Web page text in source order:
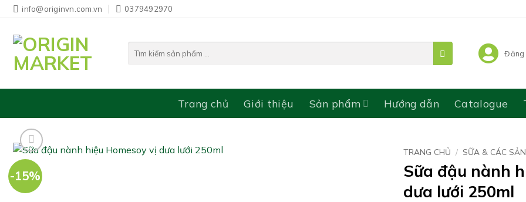
qua
info@originvn.com.vn 0379492970
kiếm:
Đăng
Trang chủ Giới thiệu Sản phẩm Hướng dẫn Catalogue
-15%
TRANG CHỦ / SỮA & CÁC
Sữa đậu nành
dưa lưới 250ml